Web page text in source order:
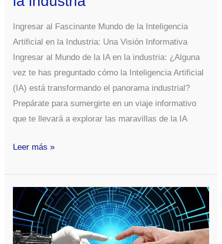
Ingresar al Fascinante Mundo de la Inteligencia
Artificial en la Industria: Una Visión Informativa
Ingresar al Mundo de la IA en la industria: ¿Alguna
vez te has preguntado cómo la Inteligencia Artificial
(IA) está transformando el panorama industrial?
Prepárate para sumergirte en un viaje informativo
que te llevará a explorar las maravillas de la IA
Ingresar
Mundo
de
la
IA
en
Leer más »